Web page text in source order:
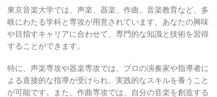
東京音楽大学では、声楽、器楽、作曲、音楽教育など、多
岐にわたる学科と専攻が用意されています。あなたの興味
や目指すキャリアに合わせて、専門的な知識と技術を習得
することができます。
特に、声楽専攻や器楽専攻では、プロの演奏家や指導者に
よる直接的な指導が受けられ、実践的なスキルを養うこと
が可能です。また、作曲専攻では、自分の音楽を創造する